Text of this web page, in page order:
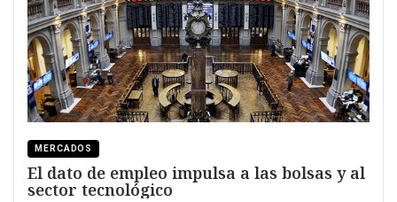
MERCADOS
El dato de empleo impulsa a las bolsas y al
sector tecnológico